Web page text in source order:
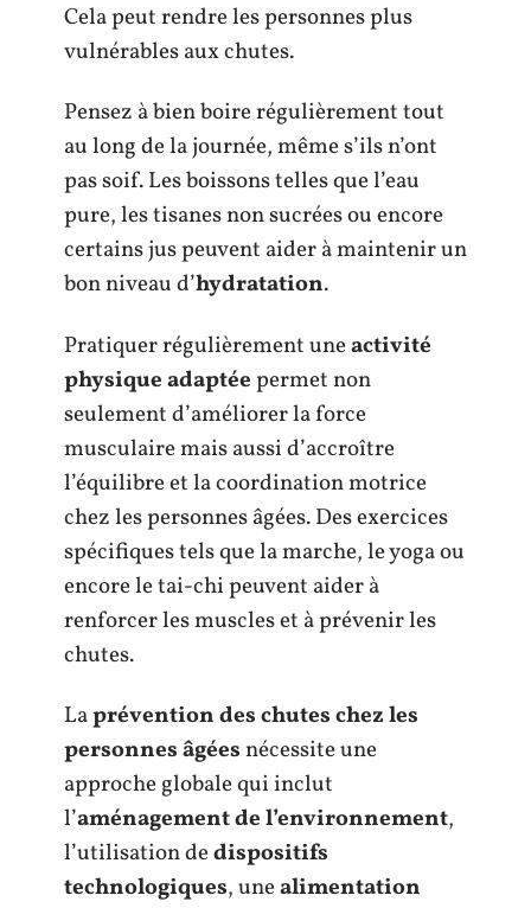
Cela peut rendre les personnes plus
vulnérables aux chutes.
Pensez à bien boire régulièrement tout
au long de la journée, même s’ils n’ont
pas soif. Les boissons telles que l’eau
pure, les tisanes non sucrées ou encore
certains jus peuvent aider à maintenir un
bon niveau d’hydratation.
Pratiquer régulièrement uneactivité
physique adaptéepermet non
seulement d’améliorer la force
musculaire mais aussi d’accroître
l’équilibre et la coordination motrice
chez les personnes âgées. Des exercices
spécifiques tels que la marche, le yoga ou
encore le tai-chi peuvent aider à
renforcer les muscles et à prévenir les
chutes.
Laprévention des chutes chez les
personnes âgéesnécessite une
approche globale qui inclut
l’aménagement de l’environnement,
l’utilisation dedispositifs
technologiques, unealimentation